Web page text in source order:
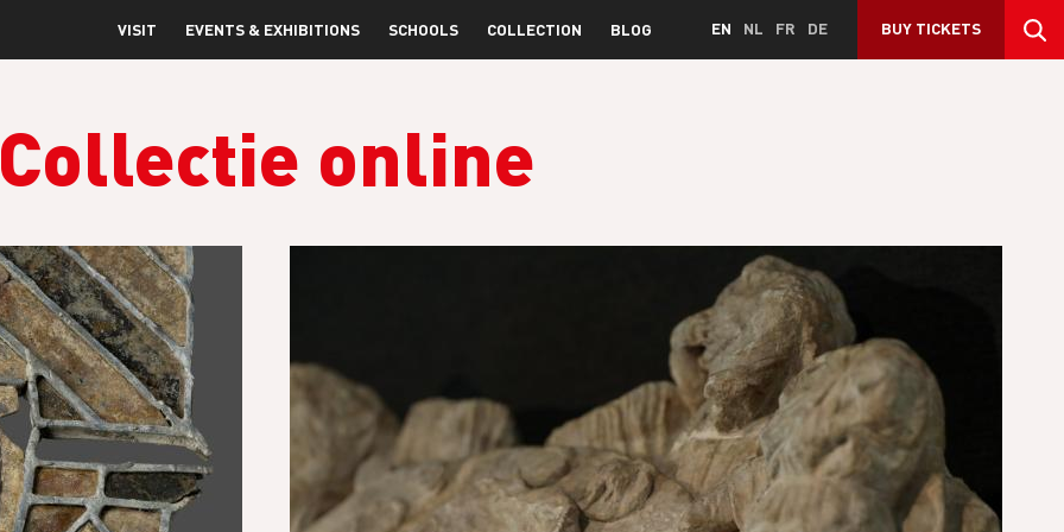
VISIT EVENTS & EXHIBITIONS SCHOOLS COLLECTION BLOG EN NL FR DE BUY TICKETS
Collectie online